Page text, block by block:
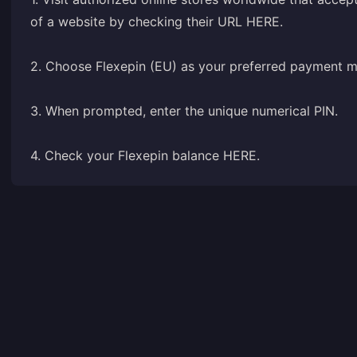
of a website by checking their URL HERE.
2. Choose Flexepin (EU) as your preferred payment
3. When prompted, enter the unique numerical PIN.
4. Check your Flexepin balance HERE.